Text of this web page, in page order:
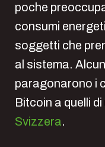
poche
consumi
soggetti che
al sistema.
paragonarono i
Bitcoin a quelli di
Svizzera.